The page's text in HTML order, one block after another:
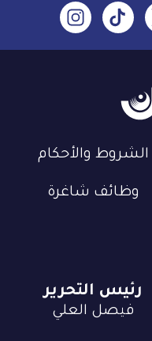
الشروط والأحكام
وظائف شاغرة
رئيس التحرير
فيصل العلي